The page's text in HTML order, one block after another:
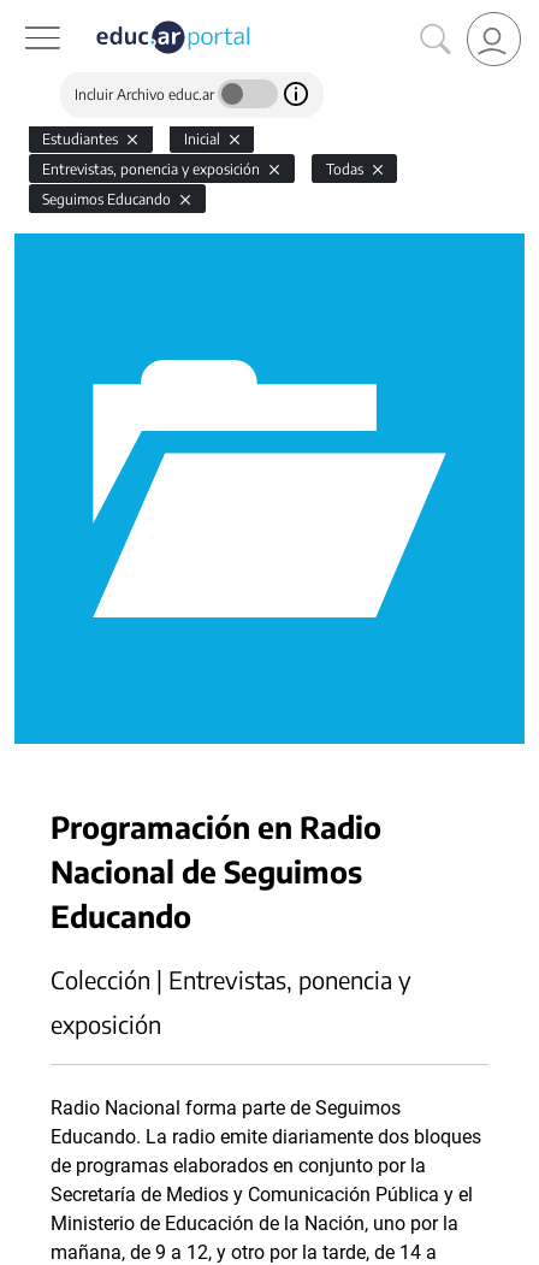
Incluir Archivo educ.ar
Estudiantes
Inicial
Entrevistas, ponencia y exposición
Todas
Seguimos Educando
Programación en Radio
Nacional de Seguimos
Educando
Colección | Entrevistas, ponencia y
exposición
Radio Nacional forma parte de Seguimos
Educando. La radio emite diariamente dos bloques
de programas elaborados en conjunto por la
Secretaría de Medios y Comunicación Pública y el
Ministerio de Educación de la Nación, uno por la
mañana, de 9 a 12, y otro por la tarde, de 14 a